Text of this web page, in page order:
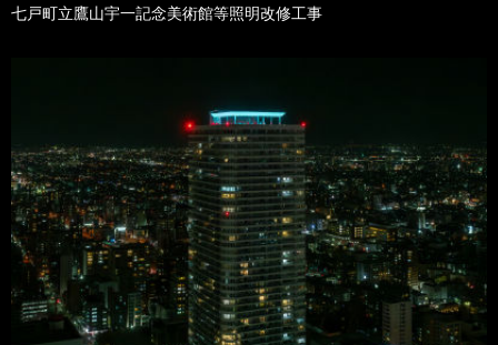
七戸町立鷹山宇一記念美術館等照明改修工事